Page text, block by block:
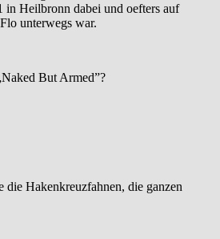
in Heilbronn dabei und oefters auf
unterwegs war.
But Armed”?
die Hakenkreuzfahnen, die ganzen